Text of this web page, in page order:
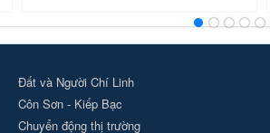
Đất và Người Chí Linh
Côn Sơn - Kiếp Bạc
Chuyển động thị trường